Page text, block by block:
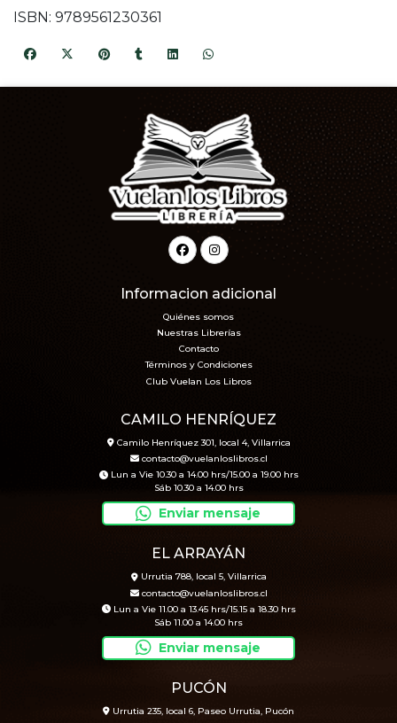
ISBN: 9789561230361
Informacion adicional
Quiénes somos
Nuestras Librerías
Contacto
Términos y Condiciones
Club Vuelan Los Libros
CAMILO HENRÍQUEZ
Camilo Henríquez 301, local 4, Villarrica
contacto@vuelanloslibros.cl
Lun a Vie 10.30 a 14.00 hrs/15.00 a 19.00 hrs
Sáb 10.30 a 14.00 hrs
Enviar mensaje
EL ARRAYÁN
Urrutia 788, local 5, Villarrica
contacto@vuelanloslibros.cl
Lun a Vie 11.00 a 13.45 hrs/15.15 a 18.30 hrs
Sáb 11.00 a 14.00 hrs
Enviar mensaje
PUCÓN
Urrutia 235, local 6, Paseo Urrutia, Pucón